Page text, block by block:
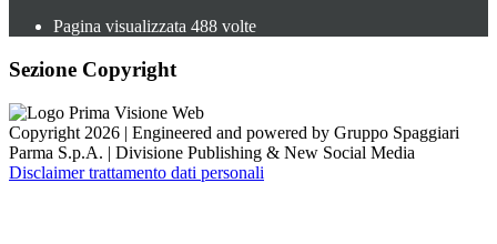
Pagina visualizzata 488 volte
Sezione Copyright
Copyright 2026 | Engineered and powered by Gruppo Spaggiari
Parma S.p.A. | Divisione Publishing & New Social Media
Disclaimer trattamento dati personali